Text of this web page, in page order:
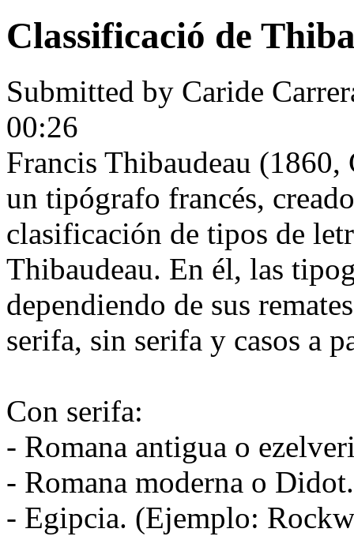
Classificació de
Submitted by Caride
00:26
Francis Thibaudeau
un tipógrafo francés,
clasificación de tipos de
Thibaudeau. En él, las
dependiendo de sus
serifa, sin serifa y casos a
Con serifa:
- Romana antigua o
- Romana moderna o
- Egipcia. (Ejemplo: